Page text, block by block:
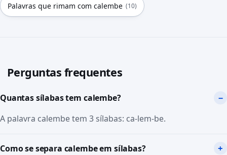
Palavras que rimam com calembe (10)
Perguntas frequentes
Quantas sílabas tem calembe?
A palavra calembe tem 3 sílabas: ca-lem-be.
Como se separa calembe em sílabas?